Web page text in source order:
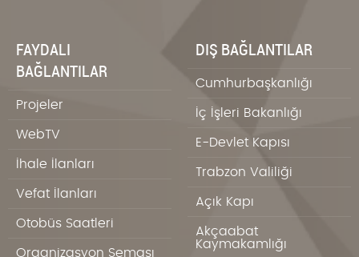
FAYDALI
BAĞLANTILAR
Projeler
WebTV
İhale İlanları
Vefat İlanları
Otobüs Saatleri
Organizasyon Şeması
DIŞ BAĞLANTILAR
Cumhurbaşkanlığı
İç İşleri Bakanlığı
E-Devlet Kapısı
Trabzon Valiliği
Açık Kapı
Akçaabat
Kaymakamlığı